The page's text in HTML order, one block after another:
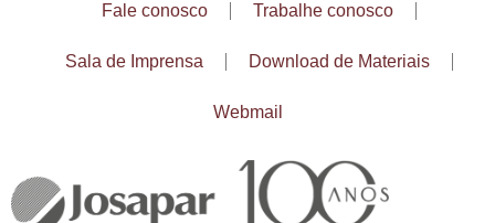
Fale conosco Trabalhe conosco
Sala de Imprensa Download de Materiais
Webmail